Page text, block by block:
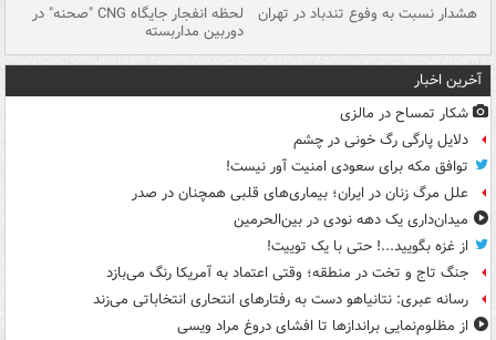
هشدار نسبت به وفوع تندباد در تهران لحظه انفجار جایگاه CNG "صحنه" در
دوربین مداربسته
آخرین اخبار
شکار تمساح در مالزی
دلایل پارگی رگ خونی در چشم
توافق مکه برای سعودی امنیت آور نیست!
علل مرگ زنان در ایران؛ بیماری‌های قلبی همچنان در صدر
میدان‌داری یک دهه نودی در بین‌الحرمین
از غزه بگویید...! حتی با یک توییت!
جنگ تاج و تخت در منطقه؛ وقتی اعتماد به آمریکا رنگ می‌بازد
رسانه عبری: نتانیاهو دست به رفتارهای انتحاری انتخاباتی می‌زند
از مظلوم‌نمایی براندازها تا افشای دروغ مراد ویسی